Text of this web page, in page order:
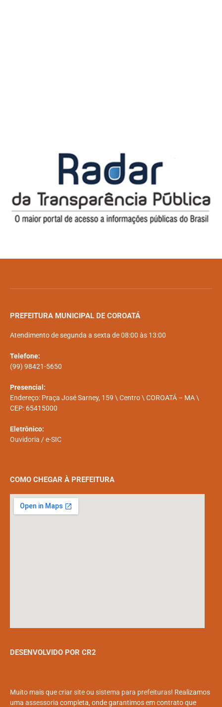
PREFEITURA MUNICIPAL DE COROATÁ
Atendimento de segunda a sexta de 08:00 às 13:00
Telefone:
(99) 98421-5650
Presencial:
Endereço: Praça José Sarney, 159 \ Centro \ COROATÁ – MA \
CEP: 65415000
Eletrônico:
Ouvidoria /e-SIC
COMO CHEGAR À PREFEITURA
DESENVOLVIDO POR CR2
Muito mais quecriar siteou sistema para prefeituras! Realizamos
uma assessoria completa, onde garantimos em contrato que